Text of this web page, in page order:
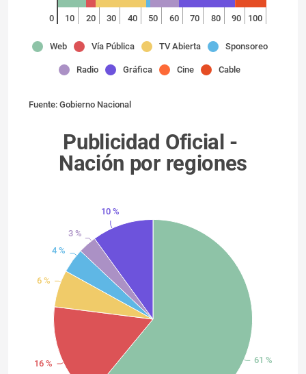
0 10 20 30 40 50 60 70 80 90 100
Web Vía Pública TV Abierta Sponsoreo
Radio Gráfica Cine Cable
Fuente: Gobierno Nacional
Publicidad Oficial -
Nación por regiones
61 %
16 %
6 %
4 %
3 %
10 %